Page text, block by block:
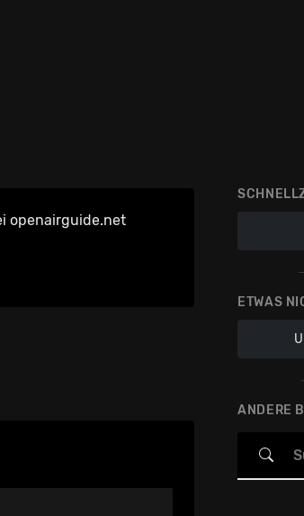
ETWAS
ANDERE
openairguide.net